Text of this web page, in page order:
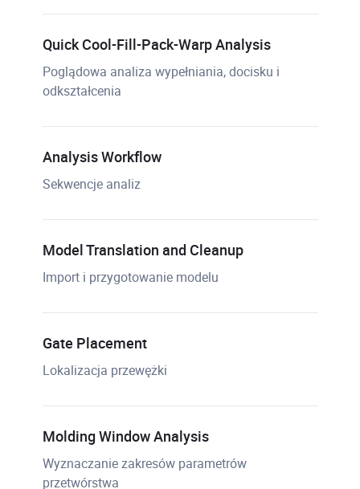
Quick Cool-Fill-Pack-Warp Analysis
Poglądowa analiza wypełniania, docisku i
odkształcenia
Analysis Workflow
Sekwencje analiz
Model Translation and Cleanup
Import i przygotowanie modelu
Gate Placement
Lokalizacja przewężki
Molding Window Analysis
Wyznaczanie zakresów parametrów
przetwórstwa